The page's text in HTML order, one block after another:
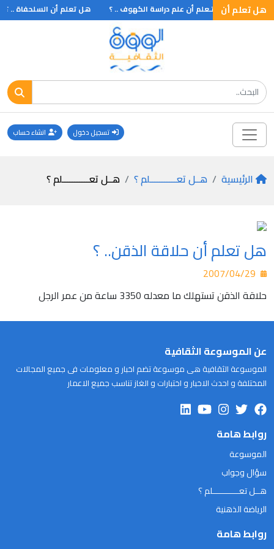
هل تعلم أن
تعلم هـل تـعلم أن علم دراسة الكهوف .. ؟ هل تعلم أن السلحفاة .. ؟
تسجيل دخول انشاء حساب
الرئيسية هــل تعـــــــــــلم ؟ هــل تعـــــــــــلم ؟
هل تعلم أن حلاقة الذقن.. ؟
حلاقة الذقن تستهلك ما معدله 3350 ساعة من عمر الرجل
عن الموسوعة الثقافية
الموسوعة الثقافية هى موسوعة تضم اخبار و معلومات فى جميع المجالات
المختلفة و احدث الاخبار و اختبارات و الغاز تناسب جميع الاعمار
روابط هامة
الموسوعة
سؤال وجواب
هــل تعـــــــــــلم ؟
الرياضة الذهنية
روابط هامة